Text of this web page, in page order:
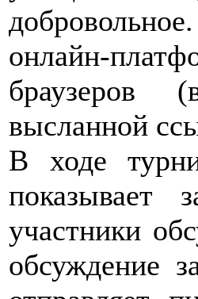
онлайн-
браузеров
высланной
В ходе
показывает
участники
обсуждение